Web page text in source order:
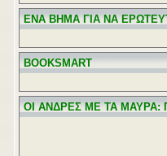
ΕΝΑ ΒΗΜΑ ΓΙΑ ΝΑ
BOOKSMART
ΟΙ ΑΝΔΡΕΣ ΜΕ ΤΑ ΜΑΥΡΑ: